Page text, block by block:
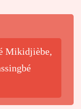
Mikidjièbe,